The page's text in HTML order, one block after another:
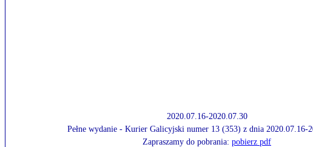
2020.07.16-2020.07.30
Pełne wydanie - Kurier Galicyjski numer 13 (353) z dnia 2020.07.16-
Zapraszamy do pobrania: pobierz pdf